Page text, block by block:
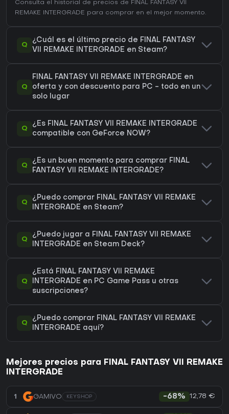
Consulta el
historial de precios de FINAL FANTASY VII
REMAKE INTERGRADE para comprar en el mejor momento.
Q
¿Cuál es el último precio de FINAL FANTASY
VII REMAKE INTERGRADE en Steam?
Q
FINAL FANTASY VII REMAKE INTERGRADE en
oferta y con descuento para PC - todo en un
solo lugar
Q
¿Es FINAL FANTASY VII REMAKE INTERGRADE
compatible con GeForce NOW?
Q
¿Es un buen momento para comprar FINAL
FANTASY VII REMAKE INTERGRADE?
Q
¿Puedo comprar FINAL FANTASY VII REMAKE
INTERGRADE en Steam?
Q
¿Puedo jugar a FINAL FANTASY VII REMAKE
INTERGRADE en Steam Deck?
Q
¿Está FINAL FANTASY VII REMAKE
INTERGRADE en PC Game Pass u otras
suscripciones?
Q
¿Puedo comprar FINAL FANTASY VII REMAKE
INTERGRADE aquí?
Mejores precios para FINAL FANTASY VII REMAKE
INTERGRADE
1 GAMIVO KEYSHOP -68% 12,78 €